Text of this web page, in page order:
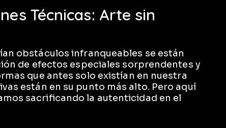
Técnicas: Arte sin
obstáculos infranqueables se están
de efectos especiales sorprendentes y
que antes solo existían en nuestra
están en su punto más alto. Pero aquí
sacrificando la autenticidad en el